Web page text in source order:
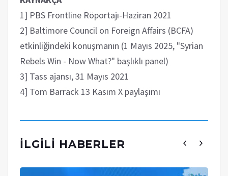
1] PBS Frontline Röportajı-Haziran 2021
2] Baltimore Council on Foreign Affairs (BCFA)
etkinliğindeki konuşmanın (1 Mayıs 2025, "Syrian
Rebels Win - Now What?" başlıklı panel)
3] Tass ajansı, 31 Mayıs 2021
4] Tom Barrack 13 Kasım X paylaşımı
İLGILI HABERLER